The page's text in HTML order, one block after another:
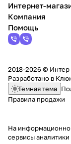
Интернет-
Компания
Помощь
2018-2026 ©
Разработано в
Темная тема
Правила продажи
На
сервисы